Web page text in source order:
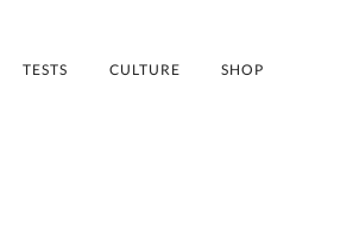
TESTS CULTURE SHOP